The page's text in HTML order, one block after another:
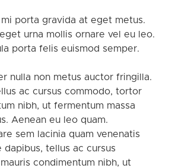
porta gravida at eget metus.
urna mollis ornare vel eu leo.
porta felis euismod semper.
nulla non metus auctor fringilla.
ac cursus commodo, tortor
nibh, ut fermentum massa
Aenean eu leo quam.
sem lacinia quam venenatis
dapibus, tellus ac cursus
condimentum nibh, ut